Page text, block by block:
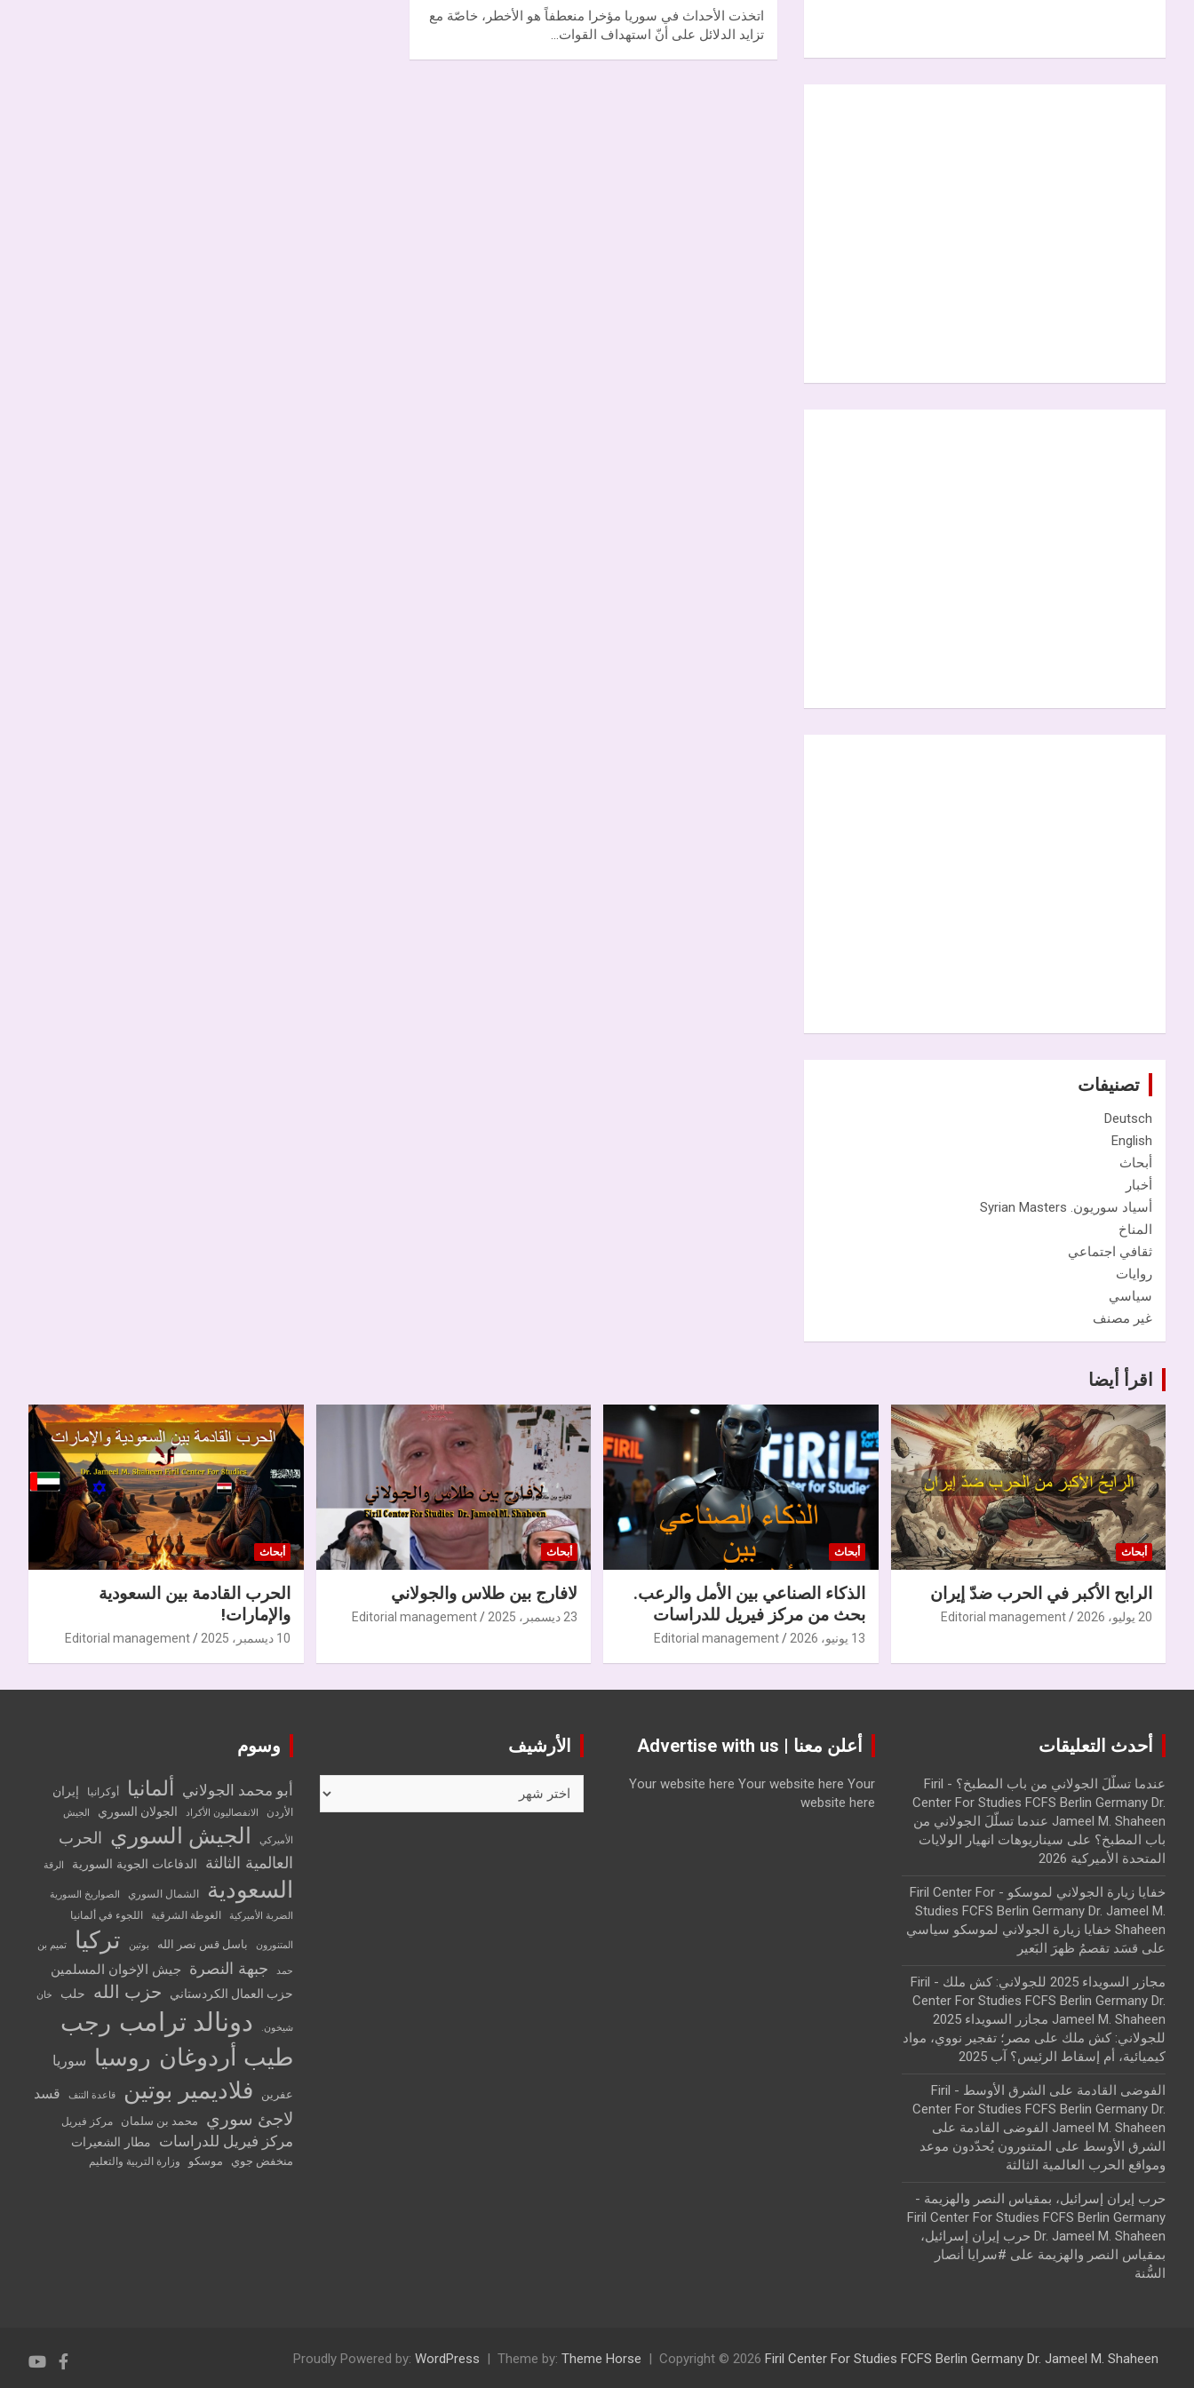
اتخذت الأحداث في سوريا مؤخرا منعطفاً هو الأخطر، خاصّة مع
تزايد الدلائل على أنّ استهداف القوات…
تصنيفات
Deutsch
English
أبحاث
أخبار
أسياد سوريون. Syrian Masters
المناخ
ثقافي اجتماعي
روايات
سياسي
غير مصنف
اقرأ أيضا
أبحاث
الرابح الأكبر في الحرب ضدّ إيران
20 يوليو، 2026 Editorial management
أبحاث
الذكاء الصناعي بين الأمل والرعب.
بحث من مركز فيريل للدراسات
13 يونيو، 2026 Editorial management
أبحاث
لافارج بين طلاس والجولاني
23 ديسمبر، 2025 Editorial management
أبحاث
الحرب القادمة بين السعودية
والإمارات!
10 ديسمبر، 2025 Editorial management
أحدث التعليقات
عندما تسلّلَ الجولاني من باب المطبخ؟ - Firil
Center For Studies FCFS Berlin Germany Dr.
Jameel M. Shaheen عندما تسلّلَ الجولاني من
باب المطبخ؟ على سيناريوهات انهيار الولايات
المتحدة الأميركية 2026
خفايا زيارة الجولاني لموسكو - Firil Center For
Studies FCFS Berlin Germany Dr. Jameel M.
Shaheen خفايا زيارة الجولاني لموسكو سياسي
على قسَد تقصمُ ظهرَ البَعير
مجازر السويداء 2025 للجولاني: كش ملك - Firil
Center For Studies FCFS Berlin Germany Dr.
Jameel M. Shaheen مجازر السويداء 2025
للجولاني: كش ملك على مصر؛ تفجير نووي، مواد
كيميائية، أم إسقاط الرئيس؟ آب 2025
الفوضى القادمة على الشرق الأوسط - Firil
Center For Studies FCFS Berlin Germany Dr.
Jameel M. Shaheen الفوضى القادمة على
الشرق الأوسط على المتنورون يُحدّدون موعد
ومواقع الحرب العالمية الثالثة
حرب إيران إسرائيل، بمقياس النصر والهزيمة -
Firil Center For Studies FCFS Berlin Germany
Dr. Jameel M. Shaheen حرب إيران إسرائيل،
بمقياس النصر والهزيمة على #سرايا أنصار
السُّنة
أعلن معنا | Advertise with us
Your website here Your website here Your
website here
الأرشيف وسوم
أبو محمد الجولاني ألمانيا أوكرانيا إيران
الأردن الانفصاليون الأكراد الجولان السوري الجيش
الأميركي الجيش السوري الحرب
العالمية الثالثة
الدفاعات الجوية السورية الرقة
السعودية الشمال السوري
الصواريخ السورية
الضربة الأميركية
الغوطة الشرقية اللجوء في ألمانيا
المتنورون باسل قس نصر الله بوتين تركيا تميم بن
حمد جبهة النصرة جيش الإخوان المسلمين
حزب العمال الكردستاني حزب الله حلب خان
شيخون. دونالد ترامب رجب
طيب أردوغان روسيا سوريا
عفرين فلاديمير بوتين قاعدة التنف قسد
لاجئ سوري محمد بن سلمان مركز فيريل
مركز فيريل للدراسات مطار الشعيرات
منخفض جوي موسكو وزارة التربية والتعليم
Copyright © 2026 Firil Center For Studies FCFS Berlin Germany Dr. Jameel M. Shaheen
Theme by: Theme Horse
Proudly Powered by: WordPress